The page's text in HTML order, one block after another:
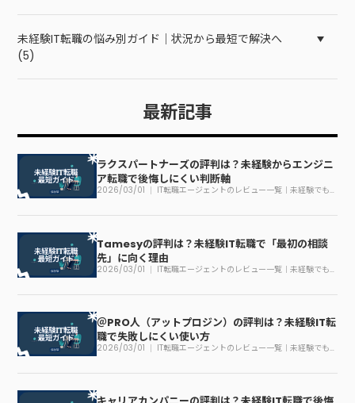
未経験IT転職の悩み別ガイド｜状況から最短で解決へ
(5)
最新記事
ラクスパートナーズの評判は？未経験からエンジニ
ア転職で後悔しにくい判断軸
2026/03/01 IT転職エージェントのレビュー一覧｜未経験でも
Tamesyの評判は？未経験IT転職で「最初の相談
先」に向く理由
2026/03/01 IT転職エージェントのレビュー一覧｜未経験でも
迷わない見方
＠PRO人（アットプロジン）の評判は？未経験IT転
職で失敗しにくい使い方
2026/03/01 IT転職エージェントのレビュー一覧｜未経験でも